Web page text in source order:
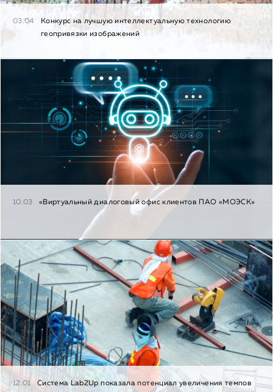
03.04
Конкурс на лучшую интеллектуальную технологию
геопривязки изображений
10.03 «Виртуальный диалоговый офис клиентов ПАО «МОЭСК»
12.01
Cистема Lab2Up показала потенциал увеличения темпов